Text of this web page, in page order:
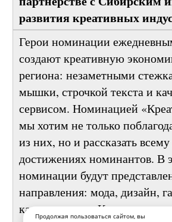
Продолжая пользоваться сайтом, вы
Креативные кадры
партнёрстве с Сибирским
развития креативных
Герои номинации
создают креативную
региона: незаметными
мышки, строчкой текста и
сервисом. Номинацией
мы хотим не только
из них, но и рассказать
достижениях номинантов. В
номинации будут
направления: мода, дизайн,